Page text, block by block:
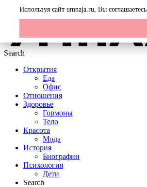
Menu
Search
Открытия
Еда
Офис
Отношения
Здоровье
Гормоны
Тело
Красота
Мода
История
Биографии
Психология
Дети
Search
Используя сайт umnaja.ru, Вы